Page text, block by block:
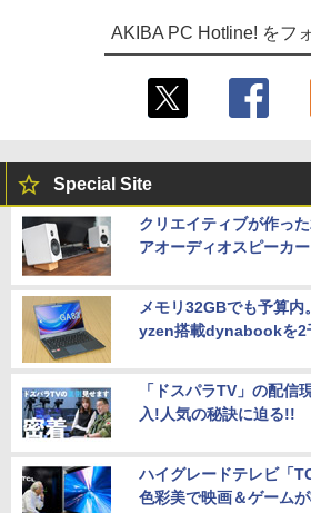
AKIBA PC Hotline! をフ
Special Site
クリエイティブが作っ
アオーディオスピーカー
メモリ32GBでも予算
yzen搭載dynabookを2
「ドスパラTV」の配信
入!人気の秘訣に迫る!!
ハイグレードテレビ「
色彩美で映画＆ゲーム